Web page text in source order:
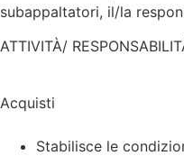
subappaltatori, il/la
ATTIVITÀ/
Acquisti
Stabilisce le